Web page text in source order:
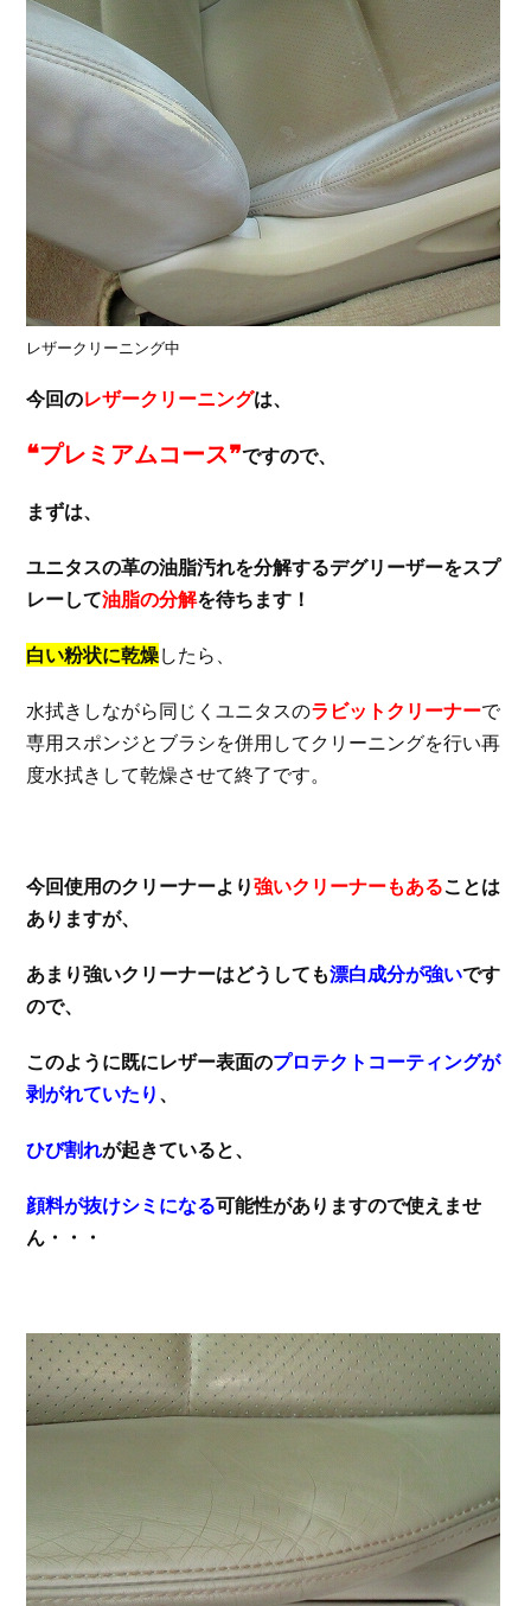
レザークリーニング中
今回のレザークリーニングは、
❝プレミアムコース❞ですので、
まずは、
ユニタスの革の油脂汚れを分解するデグリーザーをスプ
レーして油脂の分解を待ちます！
白い粉状に乾燥したら、
水拭きしながら同じくユニタスのラビットクリーナーで
専用スポンジとブラシを併用してクリーニングを行い再
度水拭きして乾燥させて終了です。
今回使用のクリーナーより強いクリーナーもあることは
ありますが、
あまり強いクリーナーはどうしても漂白成分が強いです
ので、
このように既にレザー表面のプロテクトコーティングが
剥がれていたり 、
ひび割れが起きていると、
顔料が抜けシミになる可能性がありますので使えませ
ん・・・